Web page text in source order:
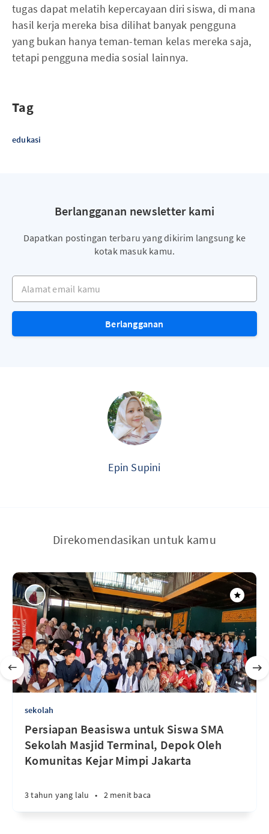
tugas dapat melatih kepercayaan diri siswa, di mana
hasil kerja mereka bisa dilihat banyak pengguna
yang bukan hanya teman-teman kelas mereka saja,
tetapi pengguna media sosial lainnya.
Tag
edukasi
Berlangganan newsletter kami
Dapatkan postingan terbaru yang dikirim langsung ke
kotak masuk kamu.
Alamat email kamu
Berlangganan
Epin Supini
Direkomendasikan untuk kamu
sekolah
Persiapan Beasiswa untuk Siswa SMA
Sekolah Masjid Terminal, Depok Oleh
Komunitas Kejar Mimpi Jakarta
3 tahun yang lalu • 2 menit baca